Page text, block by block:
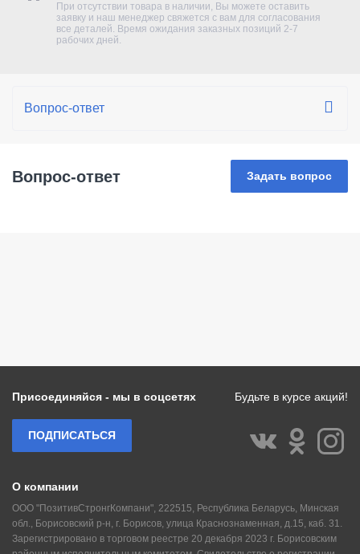
При отсутствии товара в наличии, Вы можете оставить
заявку и наш менеджер свяжется с вам для согласования
все деталей. Время ожидания заказных позиций 2-7
рабочих дней.
Вопрос-ответ Задать вопрос
О компании
ООО "ПозитивСтронгКомпани", 222515, Республика Беларусь, Минская
обл., Борисовский р-н, г. Борисов, улица Краснознаменная, д.15, каб. 31.
Зарегистрировано в торговом реестре 20 декабря 2023 г. Борисовским
Присоединяйся - мы в соцсетях Будьте в курсе акций!
ПОДПИСАТЬСЯ